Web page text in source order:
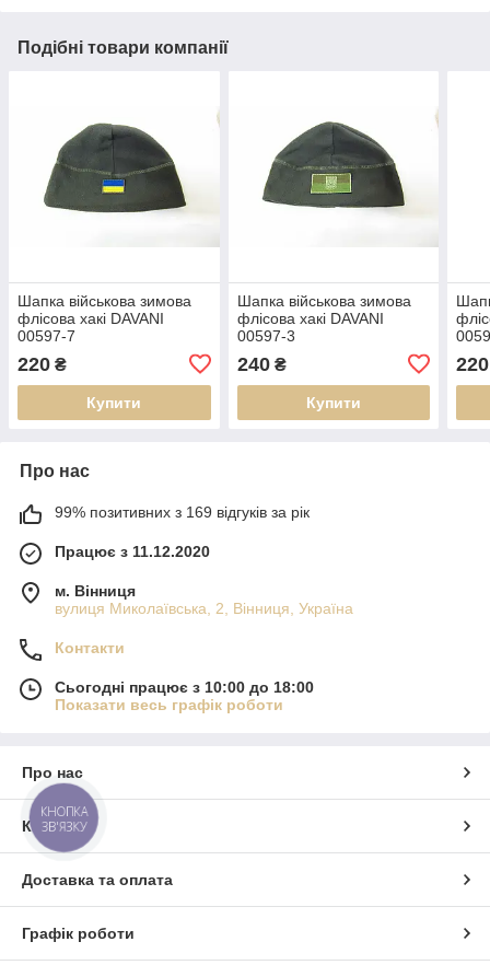
Подібні товари компанії
Шапка військова зимова
флісова хакі DAVANI
00597-7
220 ₴
Купити
Шапка військова зимова
флісова хакі DAVANI
00597-3
240₴
Купити
220
Про нас
99% позитивних з 169 відгуків за рік
Працює з 11.12.2020
м. Вінниця
вулиця Миколаївська, 2, Вінниця, Україна
Контакти
Сьогодні працює з 10:00 до 18:00
Показати весь графік роботи
Про нас
Контакти
Доставка та оплата
Графік роботи
КНОПКА
ЗВ'ЯЗКУ